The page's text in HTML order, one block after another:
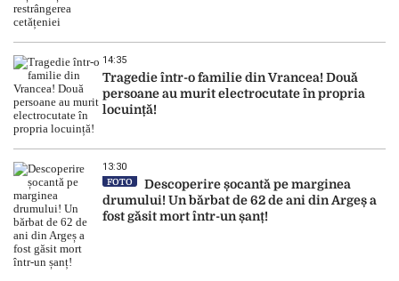
14:35
Tragedie într-o familie din Vrancea! Două
persoane au murit electrocutate în propria
locuință!
13:30
FOTO
Descoperire șocantă pe marginea
drumului! Un bărbat de 62 de ani din Argeș a
fost găsit mort într-un șanț!